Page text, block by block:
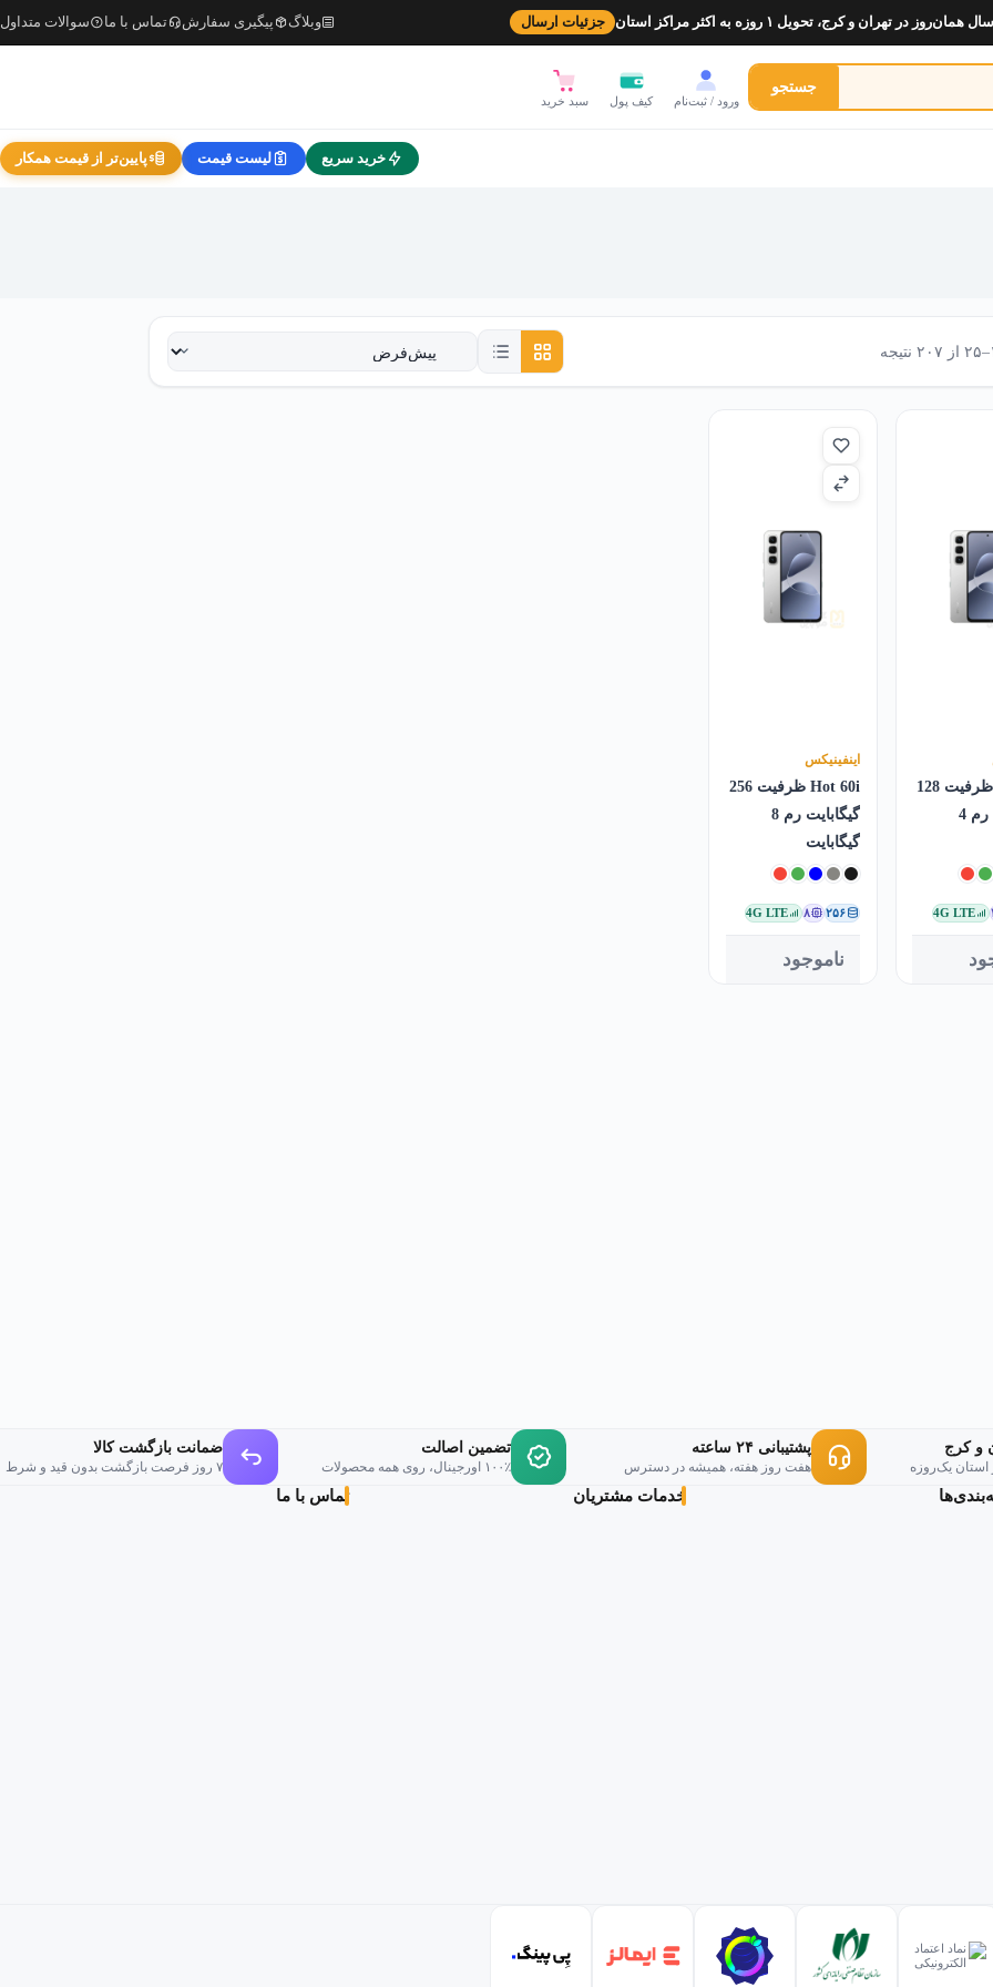
همان‌روز در تهران و کرج، تحویل ۱ روزه به اکثر مراکز استان جزئیات ارسال وبلاگ پیگیری سفارش تماس با ما سوالات متداول
جستجو
ورود / ثبت‌نام کیف پول سبد خرید
خرید سریع لیست قیمت پایین‌تر از قیمت همکار
Hot 60i ظرفیت 128
گیگابایت رم 4
4G LTE
اینفینیکس
Hot 60i ظرفیت 256
گیگابایت رم 8
گیگابایت
۲۵۶ ۸ 4G LTE
ناموجود
و کرج
استان یک‌روزه
پشتیبانی ۲۴ ساعته
هفت روز هفته، همیشه در دسترس
تضمین اصالت
۱۰۰٪ اورجینال، روی همه محصولات
ضمانت بازگشت کالا
۷ روز فرصت بازگشت بدون قید و شرط
خدمات مشتریان تماس با ما